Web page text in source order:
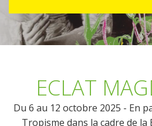
ECLAT
Du 6 au 12 octobre 2025 - En
Tropisme dans la cadre de la